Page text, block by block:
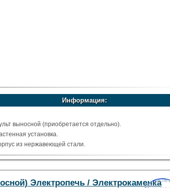
Информация:
выносной (приобретается отдельно).
установка.
из нержавеющей стали.
Черный.
Электропечь / Электрокаменка